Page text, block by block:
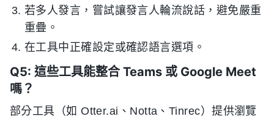
若多人發言，嘗試讓發言人輪流說話，避免嚴重
重疊。
在工具中正確設定或確認語言選項。
Q5: 這些工具能整合 Teams 或 Google Meet
嗎？
部分工具（如 Otter.ai、Notta、Tinrec）提供瀏覽